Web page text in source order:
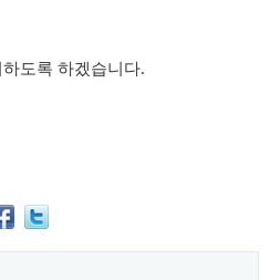
도록 하겠습니다.